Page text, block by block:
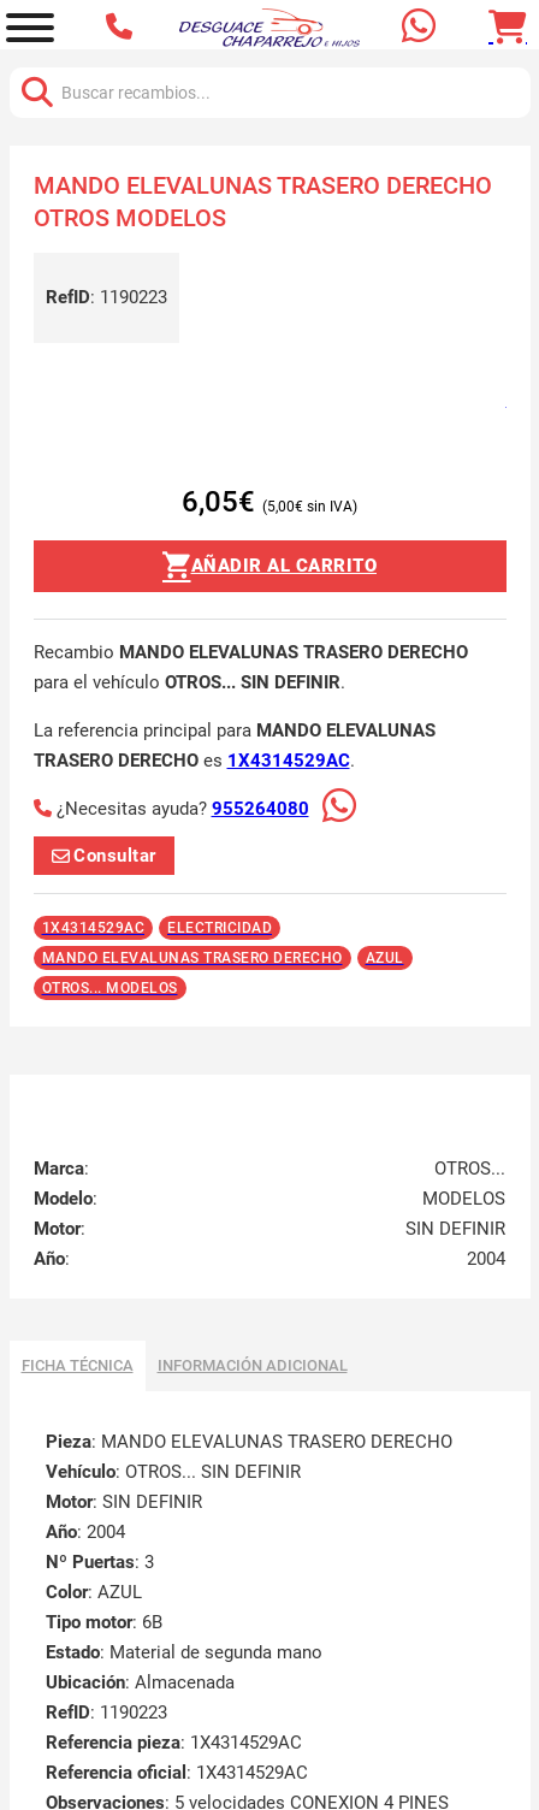
MANDO ELEVALUNAS TRASERO DERECHO
OTROS MODELOS
RefID: 1190223
6,05€ 5,00€
AÑADIR AL CARRITO
Recambio MANDO ELEVALUNAS TRASERO DERECHO
para el vehículo OTROS... SIN DEFINIR.
La referencia principal para MANDO ELEVALUNAS
TRASERO DERECHOes 1X4314529AC.
¿Necesitas ayuda? 955264080
Consultar
1X4314529AC
ELECTRICIDAD
MANDO ELEVALUNAS TRASERO DERECHO
AZUL
OTROS... MODELOS
Marca:
OTROS...
Modelo:
MODELOS
Motor:
SIN DEFINIR
Año: 2004
FICHA TÉCNICA INFORMACIÓN ADICIONAL
Pieza: MANDO ELEVALUNAS TRASERO DERECHO
Vehículo: OTROS... SIN DEFINIR
Motor: SIN DEFINIR
Año: 2004
Nº Puertas: 3
Color: AZUL
Tipo motor: 6B
Estado: Material de segunda mano
Ubicación: Almacenada
RefID: 1190223
Referencia pieza: 1X4314529AC
Referencia oficial : 1X4314529AC
Observaciones: 5 velocidades CONEXION 4 PINES